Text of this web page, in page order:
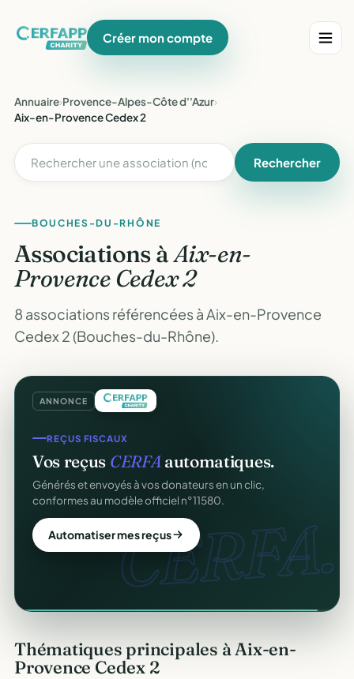
Créer mon compte
Annuaire›Provence-Alpes-Côte d''Azur›
Aix-en-Provence Cedex 2
Rechercher
BOUCHES-DU-RHÔNE
Associations àAix-en-
Provence Cedex 2
8 associations référencées à Aix-en-Provence
Cedex 2 (Bouches-du-Rhône).
ANNONCE
CERFA.
REÇUS FISCAUX
Vos reçus CERFAautomatiques.
Générés et envoyés à vos donateurs en un clic,
conformes au modèle officiel n°11580.
Automatiser mes reçus
COLLECTE DE DONS
Collectez des donsen ligne.
Campagnes, paiement sécurisé, reçu fiscal instantané
pour chaque donateur. 100 % gratuit.
Lancer ma collecte
Thématiques principales à Aix-en-
Provence Cedex 2